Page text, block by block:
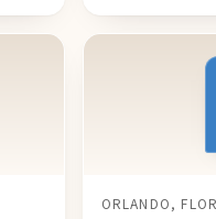
ORLANDO,